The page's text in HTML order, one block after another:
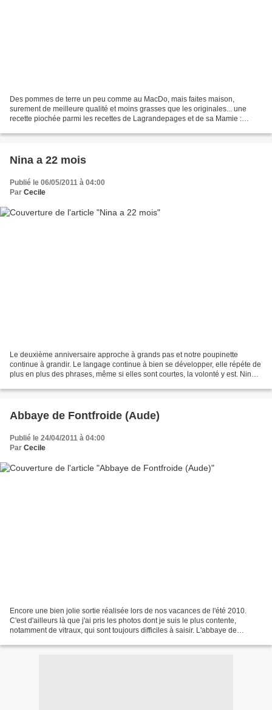
Des pommes de terre un peu comme au MacDo, mais faites maison,
surement de meilleure qualité et moins grasses que les originales... une
recette piochée parmi les recettes de Lagrandepages et de sa Mamie :
Nina a 22 mois
Publié le 06/05/2011 à 04:00
Par Cecile
Le deuxième anniversaire approche à grands pas et notre poupinette
continue à grandir. Le langage continue à bien se développer, elle répéte de
plus en plus des phrases, même si elles sont courtes, la volonté y est. Nina a
Abbaye de Fontfroide (Aude)
Publié le 24/04/2011 à 04:00
Par Cecile
Encore une bien jolie sortie réalisée lors de nos vacances de l'été 2010.
C'est d'ailleurs là que j'ai pris les photos dont je suis le plus contente,
notamment de vitraux, qui sont toujours difficiles à saisir. L'abbaye de